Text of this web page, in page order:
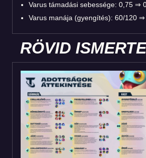
Varus támadási sebessége: 0,75 ⇒
Varus manája (gyengítés): 60/120
RÖVID